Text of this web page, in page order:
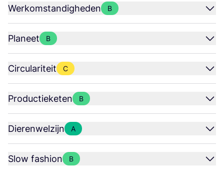
Werkomstandigheden B
Planeet B
Circulariteit C
Productieketen B
Dierenwelzijn A
Slow fashion B